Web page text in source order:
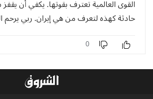
القوى العالمية تعترف بقوتها. يكفي أن
حادثة كهذه لتعرف من هي إيران. ربي يرحم
0